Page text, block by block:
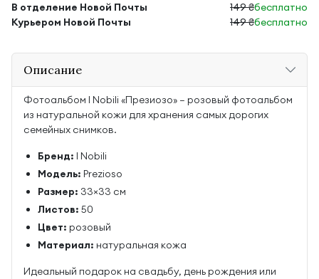
В отделение Новой Почты
149 ₴бесплатно
Курьером Новой Почты
149 ₴бесплатно
Описание
Фотоальбом I Nobili «Презиозо» — розовый фотоальбом
из натуральной кожи для хранения самых дорогих
семейных снимков.
Бренд: I Nobili
Модель: Prezioso
Размер: 33×33 см
Листов: 50
Цвет: розовый
Материал: натуральная кожа
Идеальный подарок на свадьбу, день рождения или